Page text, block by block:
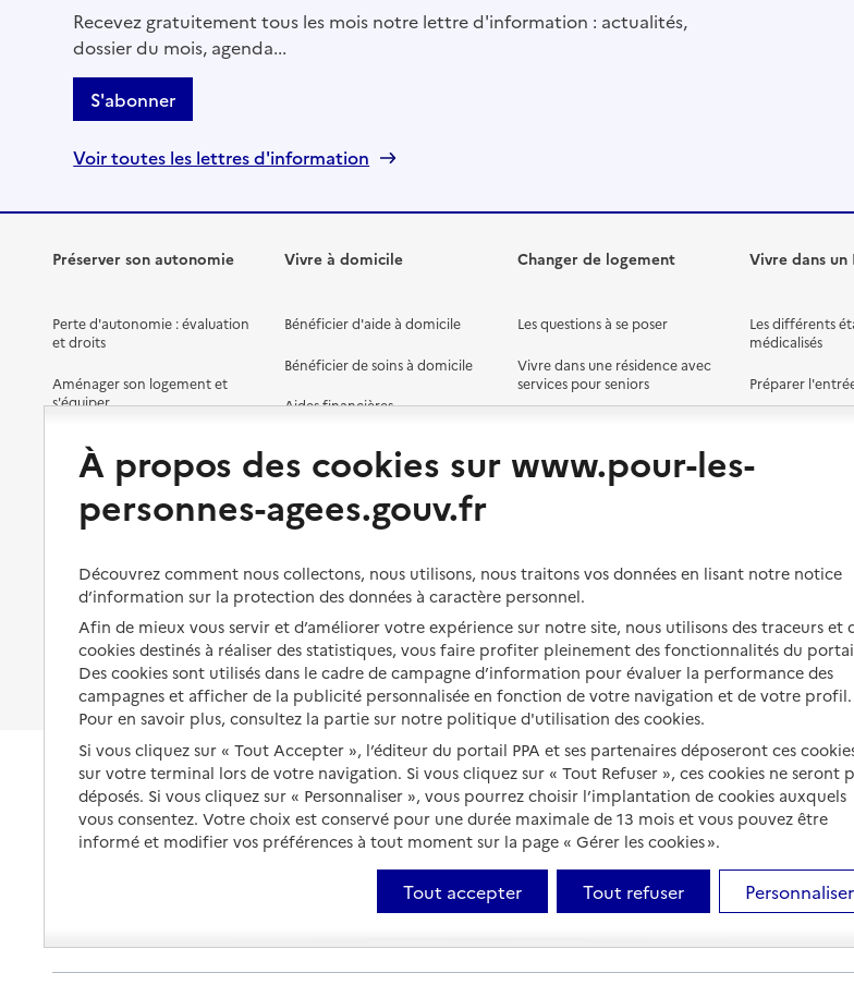
Recevez gratuitement tous les mois notre lettre d'information : actualités,
dossier du mois, agenda...
S'abonner
Voir toutes les lettres d'information
Préserver son autonomie
Perte d'autonomie : évaluation
et droits
Aménager son logement et
s'équiper
Préserver son autonomie et sa
santé
Organiser à l'avance sa propre
protection
Les obligations de la famille
À qui s’adresser ?
Les politiques du grand âge
Vivre à domicile
Bénéficier d'aide à domicile
Bénéficier de soins à domicile
Aides financières
Vivre à domicile avec une
Être hospitalisé
Fin de vie à domicile
Changer de logement
Les questions à se poser
Vivre dans une résidence avec
services pour seniors
Vivre en accueil familial
Vivre dans un
Les différents
médicalisés
Préparer
Aides
Prévention,
Droits en EHPAD
Fin de vie en
Portail national
et de leurs
et animé par
partenaires
leurs aidants.
À propos des cookies sur www.pour-les-
personnes-agees.gouv.fr
Découvrez comment nous collectons, nous utilisons, nous traitons vos données en lisant notre notice
d’information sur la protection des données à caractère personnel.
Afin de mieux vous servir et d’améliorer votre expérience sur notre site, nous utilisons des traceurs et
cookies destinés à réaliser des statistiques, vous faire profiter pleinement des fonctionnalités du
Des cookies sont utilisés dans le cadre de campagne d’information pour évaluer la performance des
campagnes et afficher de la publicité personnalisée en fonction de votre navigation et de votre profil.
Pour en savoir plus, consultez la partie sur notre politique d'utilisation des cookies.
Si vous cliquez sur « Tout Accepter », l’éditeur du portail PPA et ses partenaires déposeront ces
sur votre terminal lors de votre navigation. Si vous cliquez sur « Tout Refuser », ces cookies ne seront
déposés. Si vous cliquez sur « Personnaliser », vous pourrez choisir l’implantation de cookies auxquels
vous consentez. Votre choix est conservé pour une durée maximale de 13 mois et vous pouvez être
informé et modifier vos préférences à tout moment sur la page « Gérer les cookies ».
Tout accepter Tout refuser Personnaliser